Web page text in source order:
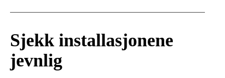
Sjekk installasjonene
jevnlig